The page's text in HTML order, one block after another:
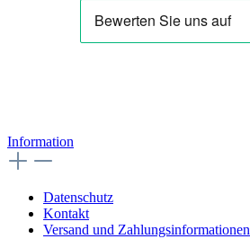
Information
Datenschutz
Kontakt
Versand und Zahlungsinformationen